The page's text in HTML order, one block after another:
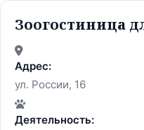
Зоогостиница
Адрес:
ул. России, 16
Деятельность: